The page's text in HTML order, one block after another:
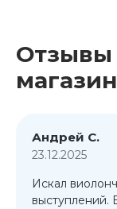
Андрей С.
23.12.2025
Искал
выступлений.